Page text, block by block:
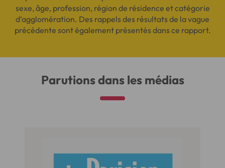
sexe, âge, profession, région de résidence et catégorie
d’agglomération. Des rappels des résultats de la vague
précédente sont également présentés dans ce rapport.
Parutions dans les médias